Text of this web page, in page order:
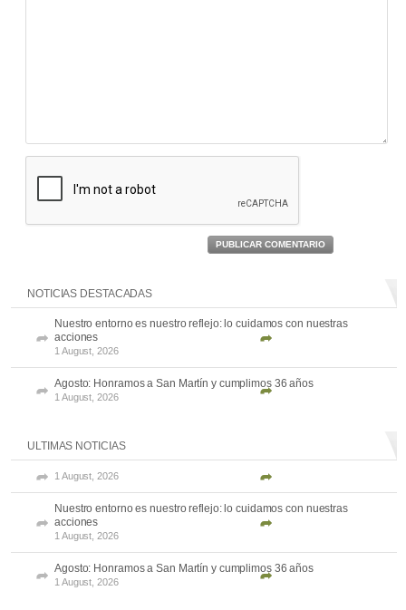
PUBLICAR COMENTARIO
NOTICIAS DESTACADAS
Nuestro entorno es nuestro reflejo: lo cuidamos con nuestras
acciones
1 August, 2026
Agosto: Honramos a San Martín y cumplimos 36 años
1 August, 2026
ULTIMAS NOTICIAS
1 August, 2026
Nuestro entorno es nuestro reflejo: lo cuidamos con nuestras
acciones
1 August, 2026
Agosto: Honramos a San Martín y cumplimos 36 años
1 August, 2026